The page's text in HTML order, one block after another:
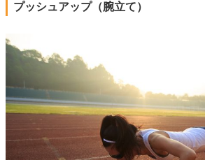
プッシュアップ（腕立て）